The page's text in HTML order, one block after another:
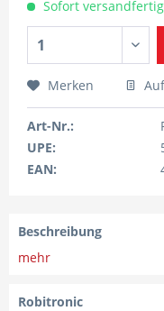
Sofort
Merken
Art-Nr.:
UPE:
EAN:
Beschreibung
mehr
Robitronic